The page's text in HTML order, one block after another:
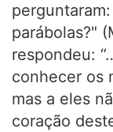
parábolas?"
respondeu:
conhecer os
mas a eles
coração